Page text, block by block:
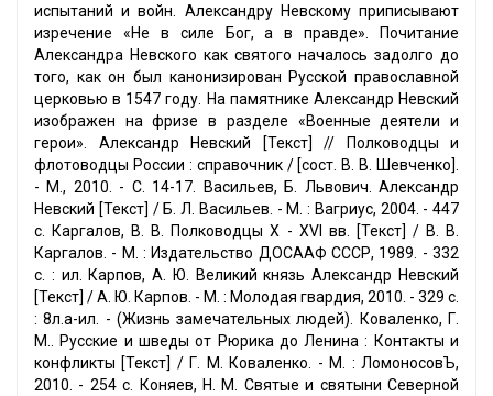
испытаний и войн. Александру Невскому приписывают
изречение «Не в силе Бог, а в правде». Почитание
Александра Невского как святого началось задолго до
того, как он был канонизирован Русской православной
церковью в 1547 году. На памятнике Александр Невский
изображен на фризе в разделе «Военные деятели и
герои». Александр Невский [Текст] // Полководцы и
флотоводцы России : справочник / [сост. В. В. Шевченко].
- М., 2010. - С. 14-17. Васильев, Б. Львович. Александр
Невский [Текст] / Б. Л. Васильев. - М. : Вагриус, 2004. - 447
с. Каргалов, В. В. Полководцы X - XVI вв. [Текст] / В. В.
Каргалов. - М. : Издательство ДОСААФ СССР, 1989. - 332
с. : ил. Карпов, А. Ю. Великий князь Александр Невский
[Текст] / А. Ю. Карпов. - М. : Молодая гвардия, 2010. - 329 с.
: 8л.a-ил. - (Жизнь замечательных людей). Коваленко, Г.
М.. Русские и шведы от Рюрика до Ленина : Контакты и
конфликты [Текст] / Г. М. Коваленко. - М. : ЛомоносовЪ,
2010. - 254 с. Коняев, Н. М. Святые и святыни Северной